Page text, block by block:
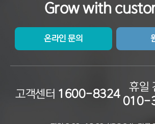
Grow with
온라인 문의
고객센터 1600-8324
휴일
010-